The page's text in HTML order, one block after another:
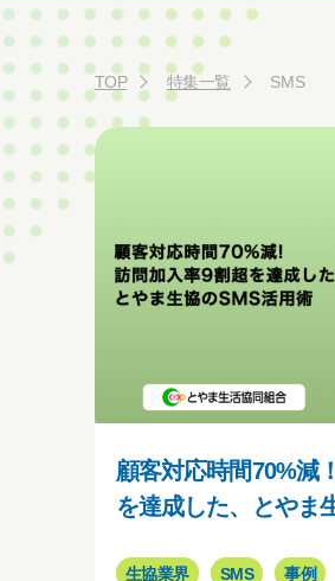
TOP 特集一覧 SMS
顧客対応時間70%減
を達成した、とやま
生協業界 SMS 事例